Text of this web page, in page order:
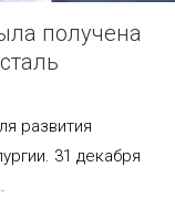
получена
развития
31 декабря